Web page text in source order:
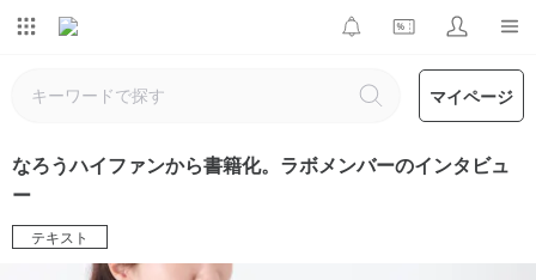
マイページ
なろうハイファンから書籍化。ラボメンバーのインタビュ
ー
テキスト